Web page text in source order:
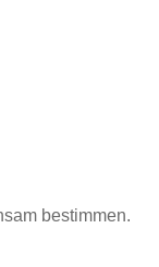
bestimmen.